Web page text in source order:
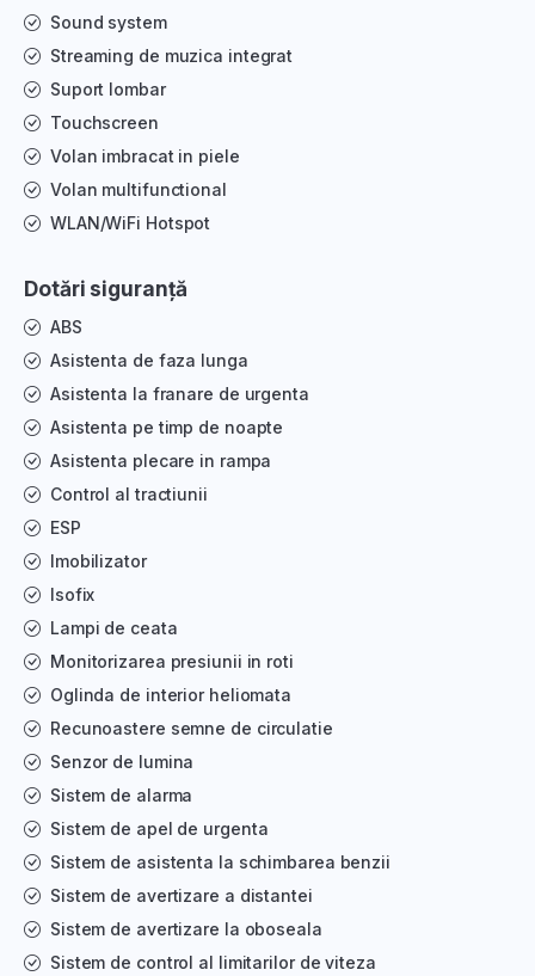
Sound system
Streaming de muzica integrat
Suport lombar
Touchscreen
Volan imbracat in piele
Volan multifunctional
WLAN/WiFi Hotspot
Dotări siguranță
ABS
Asistenta de faza lunga
Asistenta la franare de urgenta
Asistenta pe timp de noapte
Asistenta plecare in rampa
Control al tractiunii
ESP
Imobilizator
Isofix
Lampi de ceata
Monitorizarea presiunii in roti
Oglinda de interior heliomata
Recunoastere semne de circulatie
Senzor de lumina
Sistem de alarma
Sistem de apel de urgenta
Sistem de asistenta la schimbarea benzii
Sistem de avertizare a distantei
Sistem de avertizare la oboseala
Sistem de control al limitarilor de viteza